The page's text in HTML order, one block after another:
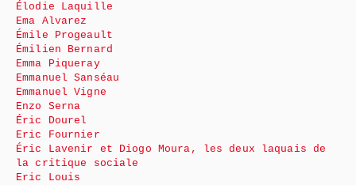
Élodie Laquille
Ema Alvarez
Émile Progeault
Émilien Bernard
Emma Piqueray
Emmanuel Sanséau
Emmanuel Vigne
Enzo Serna
Éric Dourel
Eric Fournier
Éric Lavenir et Diogo Moura, les deux laquais de
la critique sociale
Eric Louis